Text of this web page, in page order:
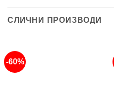
СЛИЧНИ ПРОИЗВОДИ
-60%